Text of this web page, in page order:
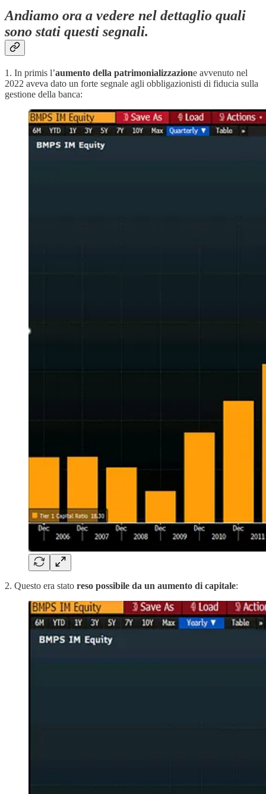
Andiamo ora a vedere nel dettaglio quali
sono stati questi segnali.
1. In primis l’aumento della patrimonializzazione avvenuto nel
2022 aveva dato un forte segnale agli obbligazionisti di fiducia sulla
gestione della banca:
2. Questo era stato reso possibile da un aumento di capitale: